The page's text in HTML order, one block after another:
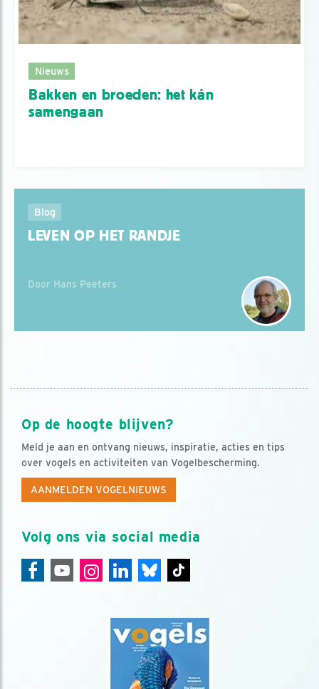
Nieuws
Bakken en broeden: het kán
samengaan
Blog
LEVEN OP HET RANDJE
Door Hans Peeters
Op de hoogte blijven?
Meld je aan en ontvang nieuws, inspiratie, acties en tips
over vogels en activiteiten van Vogelbescherming.
AANMELDEN VOGELNIEUWS
Volg ons via social media